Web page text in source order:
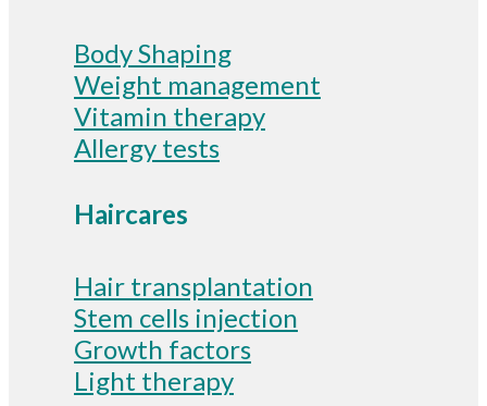
Body Shaping
Weight management
Vitamin therapy
Allergy tests
Haircares
Hair transplantation
Stem cells injection
Growth factors
Light therapy